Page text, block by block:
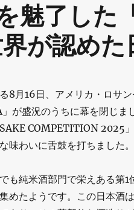
魅了した
が認めた
8月16日、アメリカ・ロサ
が盛況のうちに幕を閉じま
SAKE COMPETITION 2025
味わいに舌鼓を打ちました。
も純米酒部門で栄えある第
めたようです。この日本酒